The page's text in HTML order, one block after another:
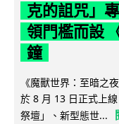
克的詛咒」
領門檻而設
鐘
《魔獸世界：至暗之
於 8 月 13 日正式上
祭壇」、新型態世...